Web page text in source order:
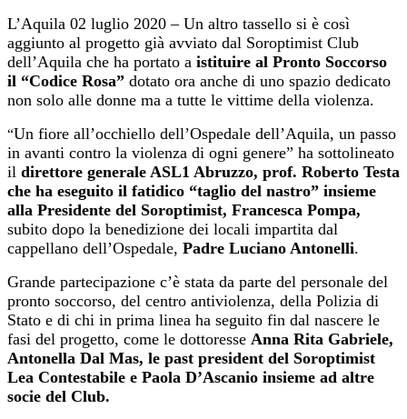
L’Aquila 02 luglio 2020 – Un altro tassello si è così
aggiunto al progetto già avviato dal Soroptimist Club
dell’Aquila che ha portato a istituire al Pronto Soccorso
il “Codice Rosa” dotato ora anche di uno spazio dedicato
non solo alle donne ma a tutte le vittime della violenza.
“Un fiore all’occhiello dell’Ospedale dell’Aquila, un passo
in avanti contro la violenza di ogni genere” ha sottolineato
il direttore generale ASL1 Abruzzo, prof. Roberto Testa
che ha eseguito il fatidico “taglio del nastro” insieme
alla Presidente del Soroptimist, Francesca Pompa,
subito dopo la benedizione dei locali impartita dal
cappellano dell’Ospedale, Padre Luciano Antonelli.
Grande partecipazione c’è stata da parte del personale del
pronto soccorso, del centro antiviolenza, della Polizia di
Stato e di chi in prima linea ha seguito fin dal nascere le
fasi del progetto, come le dottoresse Anna Rita Gabriele,
Antonella Dal Mas, le past president del Soroptimist
Lea Contestabile e Paola D’Ascanio insieme ad altre
socie del Club.